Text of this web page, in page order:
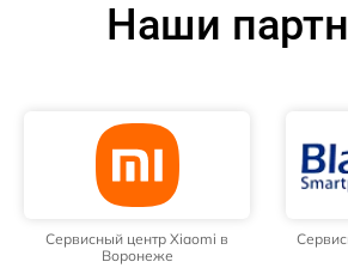
Наши
Сервисный центр Xiaomi в
Воронеже